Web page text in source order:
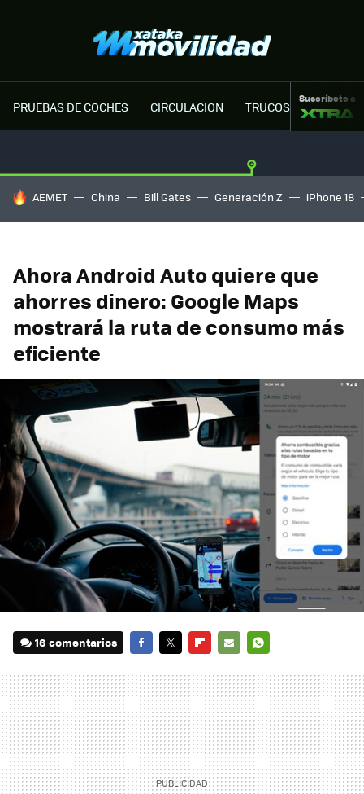
PRUEBAS DE COCHES CIRCULACION TRUCOS MOTOR
Suscríbete a
HOY SE HABLA DE
AEMET China Bill Gates Generación Z iPhone 18
Ahora Android Auto quiere que
ahorres dinero: Google Maps
mostrará la ruta de consumo más
eficiente
16 comentarios
MAIL